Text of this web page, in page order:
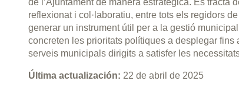
reflexionat i col·laboratiu, entre tots els regidors
generar un instrument útil per a la gestió
concreten les prioritats polítiques a desplegar
serveis municipals dirigits a satisfer les
Última actualización: 22 de abril de 2025